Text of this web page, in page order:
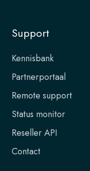
Support
Kennisbank
Partnerportaal
Remote support
Status monitor
Reseller API
Contact